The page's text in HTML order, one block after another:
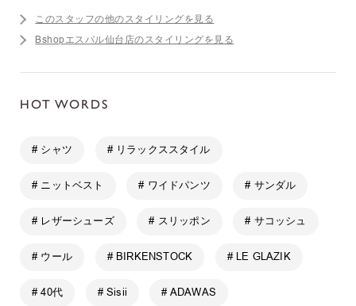
このスタッフの他のスタイリングを見る
Bshopエスパル仙台店のスタイリングを見る
HOT WORDS
# シャツ # リラックススタイル
# ニットベスト # ワイドパンツ # サンダル
# レザーシューズ # スリッポン # サコッシュ
# ウール # BIRKENSTOCK # LE GLAZIK
# 40代 # Sisii # ADAWAS